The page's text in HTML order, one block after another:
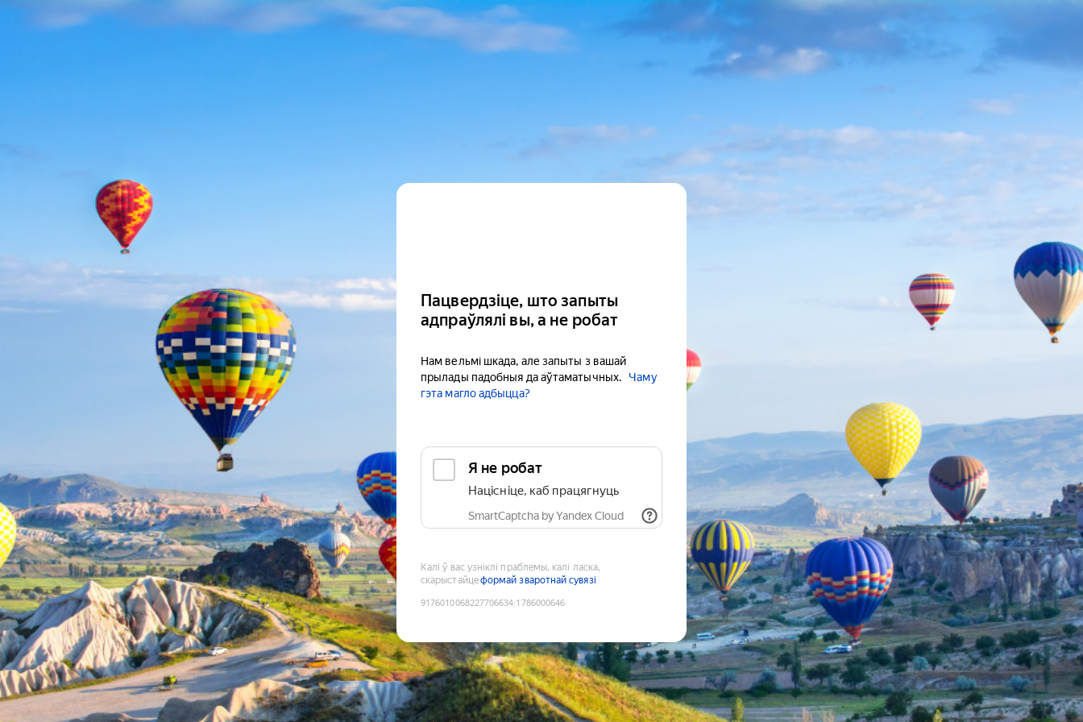
Пацвердзіце, што запыты
адпраўлялі вы, а не робат
Нам вельмі шкада, але запыты з вашай
прылады падобныя да аўтаматычных.
Чаму
гэта магло адбыцца?
Я не робат
Націсніце, каб працягнуць
SmartCaptcha by Yandex Cloud
Калі ў вас узніклі праблемы, калі ласка,
скарыстайцеформай зваротнай сувязі
9176010068227706634:1786000646